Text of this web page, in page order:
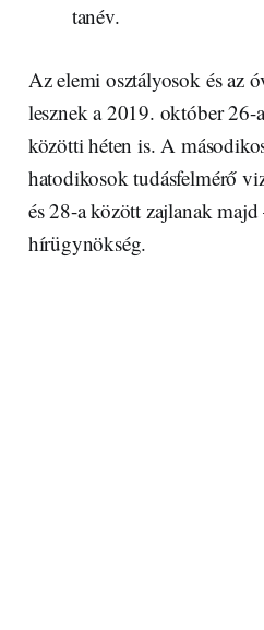
tanév.
Az elemi osztályosok és az
lesznek a 2019. október 26-
közötti héten is. A
hatodikosok tudásfelmérő
és 28-a között zajlanak
hírügynökség.